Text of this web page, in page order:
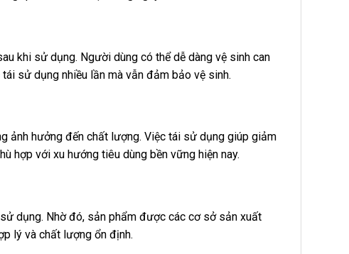
khi sử dụng. Người dùng có thể dễ dàng vệ sinh can
sử dụng nhiều lần mà vẫn đảm bảo vệ sinh.
ảnh hưởng đến chất lượng. Việc tái sử dụng giúp giảm
hợp với xu hướng tiêu dùng bền vững hiện nay.
dụng. Nhờ đó, sản phẩm được các cơ sở sản xuất
lý và chất lượng ổn định.